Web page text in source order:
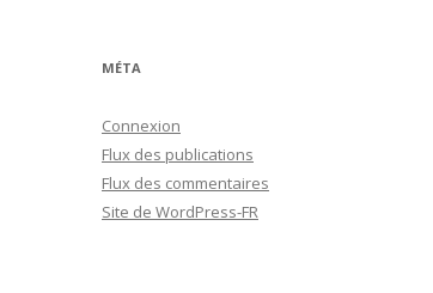
MÉTA
Connexion
Flux des publications
Flux des commentaires
Site de WordPress-FR